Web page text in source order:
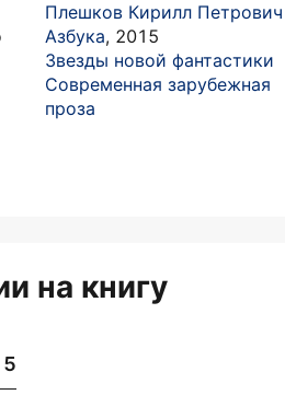
Плешков Кирилл Петрович
Азбука, 2015
Звезды новой фантастики
Современная зарубежная
проза
на книгу